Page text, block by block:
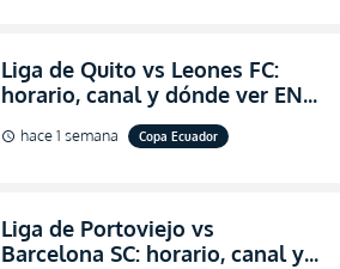
Liga de Quito vs Leones FC:
horario, canal y dónde ver EN
VIVO los octavos de final de la
Copa Ecuador 2026
schedule hace 1 semana Copa Ecuador
Liga de Portoviejo vs
Barcelona SC: horario, canal y